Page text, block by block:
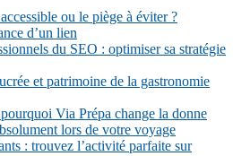
ou le piège à éviter ?
d’un lien
du SEO : optimiser sa stratégie
et patrimoine de la gastronomie
Via Prépa change la donne
lors de votre voyage
: trouvez l’activité parfaite sur